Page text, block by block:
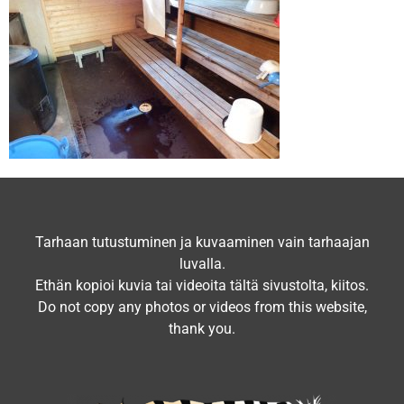
Tarhaan tutustuminen ja kuvaaminen vain tarhaajan
luvalla.
Ethän kopioi kuvia tai videoita tältä sivustolta, kiitos.
Do not copy any photos or videos from this website,
thank you.